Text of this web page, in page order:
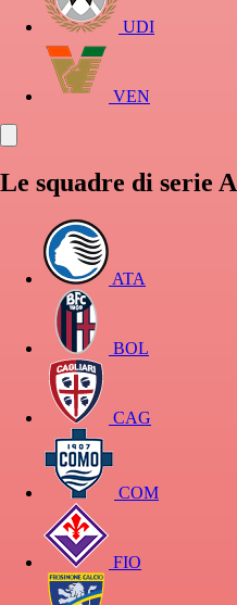
UDI
VEN
Le squadre di serie A
ATA
BOL
CAG
COM
FIO